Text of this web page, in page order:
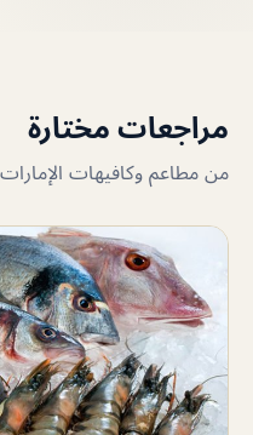
مراجعات مختارة
من مطاعم وكافيهات الإمارات